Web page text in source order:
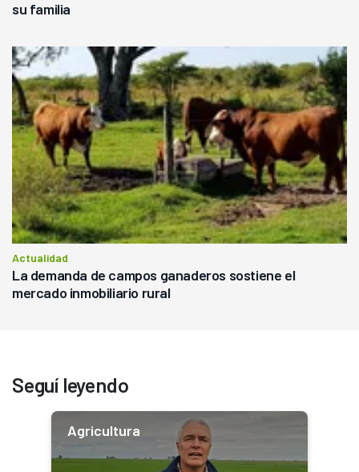
su familia
Actualidad
La demanda de campos ganaderos sostiene el
mercado inmobiliario rural
Seguí leyendo
Agricultura